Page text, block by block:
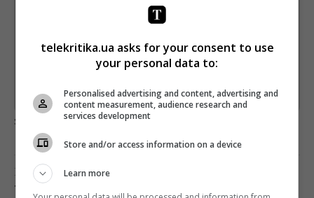
!
Підписатись→
Предоставлено SendPulse
загрузка...
Попередня стаття
ТЕТ НАЗВАВ ДАТУ ПРЕМ’ЄРИ НОВОГО СЕЗОНУ
telekritika.ua asks for your consent to use
your personal data to:
Personalised advertising and content, advertising and
content measurement, audience research and
services development
Store and/or access information on a device
Learn more